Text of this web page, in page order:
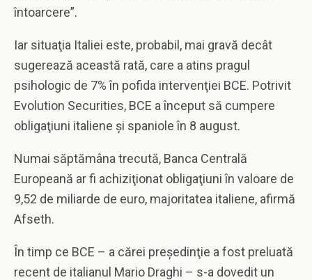
întoarcere”.
Iar situaţia Italiei este, probabil, mai gravă decât
sugerează această rată, care a atins pragul
psihologic de 7% în pofida intervenţiei BCE. Potrivit
Evolution Securities, BCE a început să cumpere
obligaţiuni italiene şi spaniole în 8 august.
Numai săptămâna trecută, Banca Centrală
Europeană ar fi achiziţionat obligaţiuni în valoare de
9,52 de miliarde de euro, majoritatea italiene, afirmă
Afseth.
În timp ce BCE – a cărei preşedinţie a fost preluată
recent de italianul Mario Draghi – s-a dovedit un